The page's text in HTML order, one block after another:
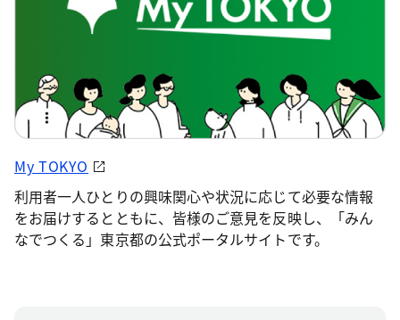
My TOKYO
利用者一人ひとりの興味関心や状況に応じて必要な情報
をお届けするとともに、皆様のご意見を反映し、「みん
なでつくる」東京都の公式ポータルサイトです。